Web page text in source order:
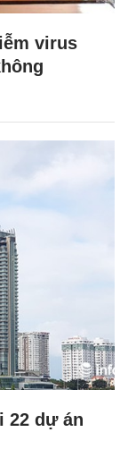
virus
22 dự án